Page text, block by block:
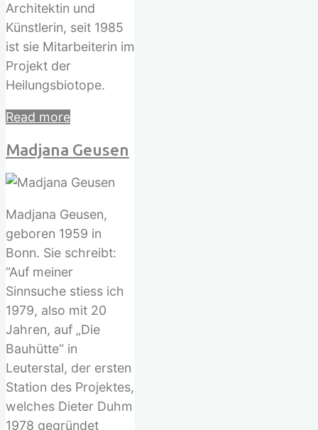
Architektin und
Künstlerin, seit 1985
ist sie Mitarbeiterin im
Projekt der
Heilungsbiotope.
Read more"Beate
Madjana Geusen
Madjana Geusen,
geboren 1959 in
Bonn. Sie schreibt:
“Auf meiner
Sinnsuche stiess ich
1979, also mit 20
Jahren, auf „Die
Bauhütte“ in
Leuterstal, der ersten
Station des Projektes,
welches Dieter Duhm
1978 gegründet